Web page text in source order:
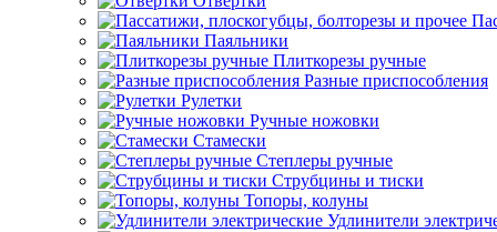
Паяльники
Плиткорезы ручные
Разные приспособления
Рулетки
Ручные ножовки
Стамески
Степлеры ручные
Струбцины и тиски
Топоры, колуны
Удлинители